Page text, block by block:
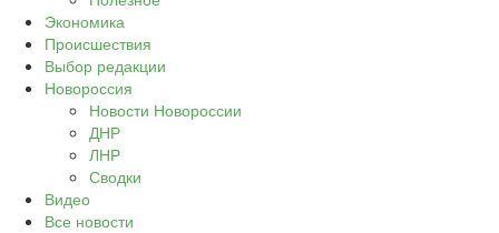
Экономика
Происшествия
Выбор редакции
Новороссия
Новости Новороссии
ДНР
ЛНР
Сводки
Видео
Все новости